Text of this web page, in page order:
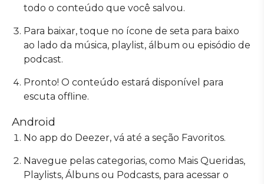
todo o conteúdo que você salvou.
Para baixar, toque no ícone de seta para baixo
ao lado da música, playlist, álbum ou episódio de
podcast.
Pronto! O conteúdo estará disponível para
escuta offline.
Android
No app do Deezer, vá até a seção Favoritos.
Navegue pelas categorias, como Mais Queridas,
Playlists, Álbuns ou Podcasts, para acessar o